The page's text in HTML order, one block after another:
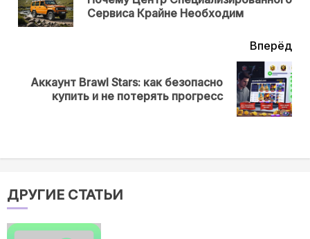
Сервиса Крайне Необходим
Вперёд
Next
Аккаунт Brawl Stars: как безопасно
купить и не потерять прогресс
ДРУГИЕ СТАТЬИ